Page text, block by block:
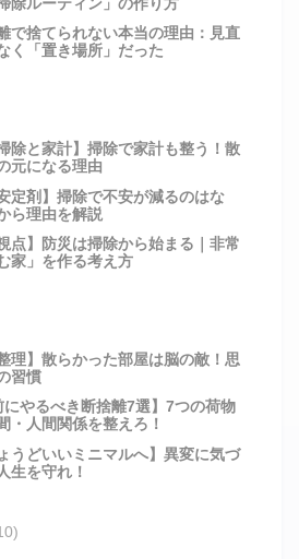
で捨てられない本当の理由：見直
く「置き場所」だった
除と家計】掃除で家計も整う！散
元になる理由
定剤】掃除で不安が減るのはな
ら理由を解説
点】防災は掃除から始まる｜非常
家」を作る考え方
理】散らかった部屋は脳の敵！思
習慣
にやるべき断捨離7選】7つの荷物
・人間関係を整えろ！
うどいいミニマルへ】異変に気づ
生を守れ！